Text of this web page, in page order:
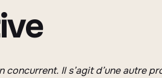
concurrent. Il s’agit d’une autre